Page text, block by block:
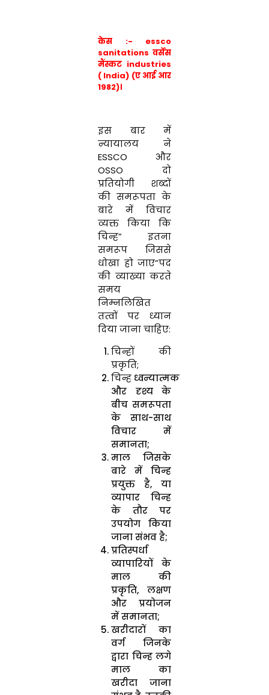
केस :- essco
sanitations वर्सेस
मैंस्कट industries
( India) (ए आई आर
1982)।
इस बार में
न्यायालय ने
ESSCO और
OSSO दो
प्रतियोगी शब्दों
की समरूपता के
बारे में विचार
व्यक्त किया कि
चिन्ह” इतना
समरूप जिससे
धोखा हो जाए”पद
की व्याख्या करते
समय
निम्नलिखित
तत्वों पर ध्यान
दिया जाना चाहिए:
चिन्हों की
प्रकृति;
चिन्ह ध्वन्यात्मक
और दृश्य के
बीच समरूपता
के साथ-साथ
विचार में
समानता;
माल जिसके
बारे में चिन्ह
प्रयुक्त है, या
व्यापार चिन्ह
के तौर पर
उपयोग किया
जाना संभव है;
प्रतिस्पर्धा
व्यापारियों के
माल की
प्रकृति, लक्षण
और प्रयोजन
में समानता;
खरीदारों का
वर्ग जिनके
द्वारा चिन्ह लगे
माल का
खरीदा जाना